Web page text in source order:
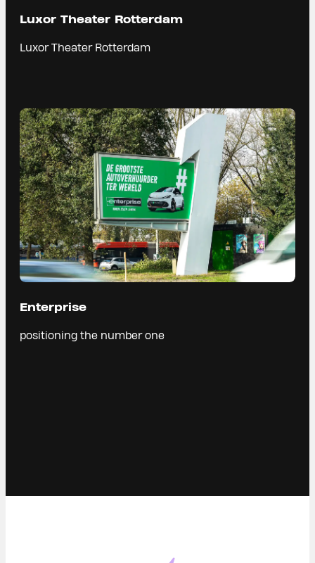
Luxor Theater Rotterdam
Luxor Theater Rotterdam
Enterprise
positioning the number one